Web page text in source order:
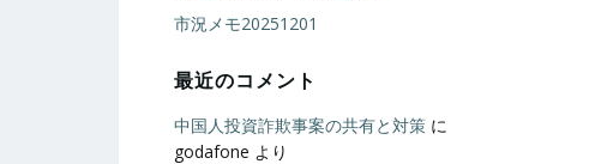
市況メモ20251201
最近のコメント
中国人投資詐欺事案の共有と対策 に
godafone より